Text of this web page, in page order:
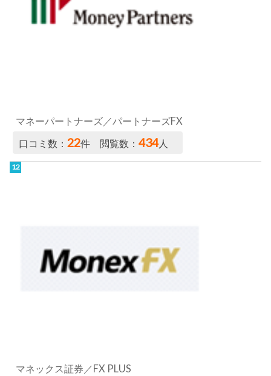
マネーパートナーズ／パートナーズFX
口コミ数：22件 閲覧数：434人
マネックス証券／FX PLUS